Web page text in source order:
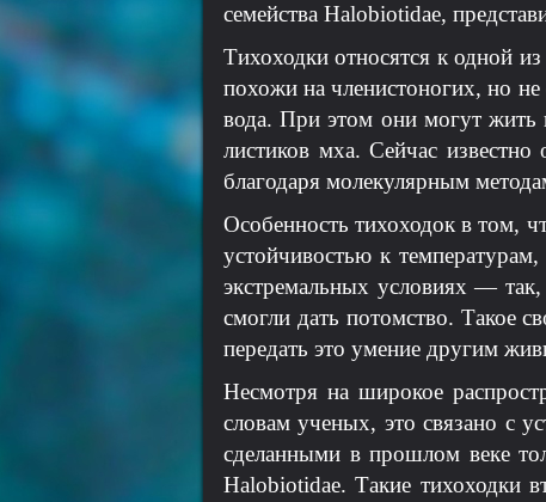
семейства Halobiotidae,
Тихоходки относятся к одной
похожи на членистоногих, но не
вода. При этом они могут жить
листиков мха. Сейчас
благодаря молекулярным
Особенность тихоходок в том,
устойчивостью к
экстремальных условиях —
смогли дать потомство. Такое
передать это умение другим
Несмотря на широкое
словам ученых, это связано с
сделанными в прошлом веке
Halobiotidae. Такие тихоходки